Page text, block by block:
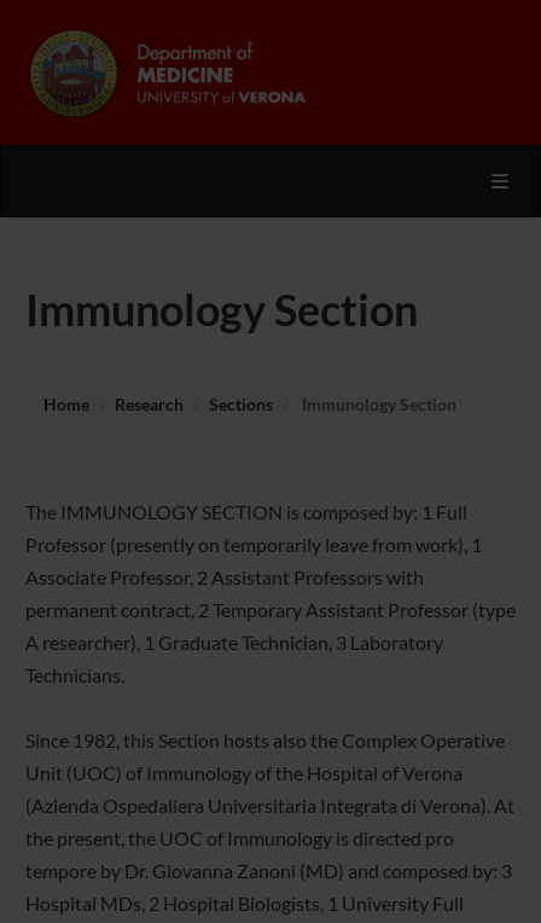
Immunology Section
Home Research Sections Immunology Section
The IMMUNOLOGY SECTION is composed by: 1 Full
Professor (presently on temporarily leave from work), 1
Associate Professor, 2 Assistant Professors with
permanent contract, 2 Temporary Assistant Professor (type
A researcher), 1 Graduate Technician, 3 Laboratory
Technicians.
Since 1982, this Section hosts also the Complex Operative
Unit (UOC) of Immunology of the Hospital of Verona
(Azienda Ospedaliera Universitaria Integrata di Verona). At
the present, the UOC of Immunology is directed pro
tempore by Dr. Giovanna Zanoni (MD) and composed by: 3
Hospital MDs, 2 Hospital Biologists, 1 University Full